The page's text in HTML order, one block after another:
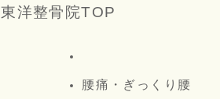
東洋整骨院TOP
腰痛・ぎっくり腰